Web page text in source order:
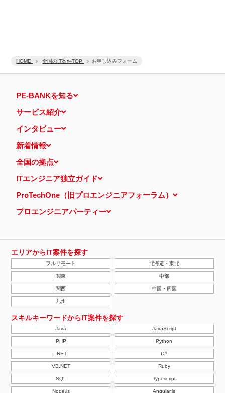
HOME 全国のIT案件TOP お申し込みフォーム
的の通知・開示・内容の訂正・追加または削除・利用の停止・消去
認定個人情報保護団体の名称および、苦情の解決の申出先
一般社団法人日本個人情報管理協会（JAPiCO）
相談・苦情受付窓口
ル泉岳寺前
本人が容易に認識できない方法による個人情報の取得
当ウェブサイトでは、広告配信事業者が提供するプログラムを利用
し、特定のサイトにおいて行動ターゲティング広告（サイト閲覧情
報などをもとにユーザーの興味・関心にあわせて広告を配信する広
告手法）を行っております。 その際、ユーザーのサイト訪問履歴
情報を採取するためCookieを使用しています（ただし、個人を特
定・識別できるような情報は一切含まれておりません）。
正、その他個人情報の安全管理のために必要かつ適切な措置を講じ
ます。
当社の個人情報の取扱いに関する苦情、相談等の問合せ先
株式会社ＰＥ－ＢＡＮＫ 個人情報相談窓口
FAX：03-3446-4180
Email：privacy@mcea.co.jp
【2019年10月7日 改訂】
PE-BANKを知る
サービス紹介
インタビュー
新着情報
全国の拠点
ITエンジニア独立ガイド
ProTechOne（旧プロエンジニアフォーラム）
プロエンジニアパーティー
エリアからIT案件を探す
フルリモート 北海道・東北
関東 中部
関西 中国・四国
九州
スキルキーワードからIT案件を探す
Java JavaScript
PHP Python
.NET C#
VB.NET Ruby
SQL Typescript
Node.js Angular.js